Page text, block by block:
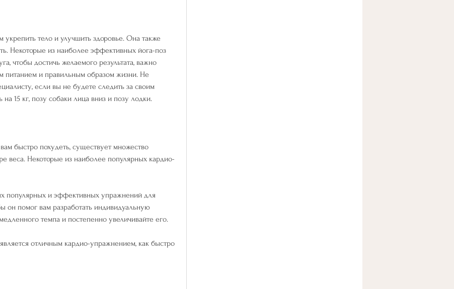
укрепить тело и улучшить здоровье. Она также
Некоторые из наиболее эффективных йога-поз
чтобы достичь желаемого результата, важно
питанием и правильным образом жизни. Не
если вы не будете следить за своим
15 кг, позу собаки лица вниз и позу лодки.
быстро похудеть, существует множество
веса. Некоторые из наиболее популярных кардио-
популярных и эффективных упражнений для
он помог вам разработать индивидуальную
темпа и постепенно увеличивайте его.
отличным кардио-упражнением, как быстро